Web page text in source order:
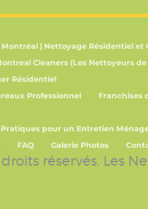
| Nettoyage Résidentiel et
Cleaners (Les Nettoyeurs
Résidentiel
Professionnel
Franchises
Pratiques pour un Entretien
FAQ Galerie Photos
réservés. Les